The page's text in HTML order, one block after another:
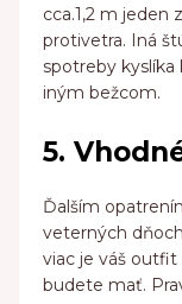
cca.1,2 m jeden
protivetra. Iná
spotreby
iným bežcom.
5.
Ďalším
veterných
viac je váš
budete mať.